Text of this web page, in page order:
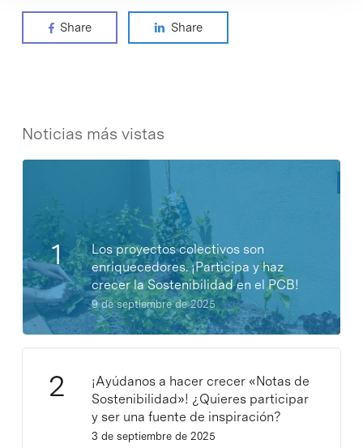
Share Share
Noticias más vistas
Los proyectos colectivos son
enriquecedores. ¡Participa y haz
crecer la Sostenibilidad en el PCB!
9 de septiembre de 2025
¡Ayúdanos a hacer crecer «Notas de
Sostenibilidad»! ¿Quieres participar
y ser una fuente de inspiración?
3 de septiembre de 2025